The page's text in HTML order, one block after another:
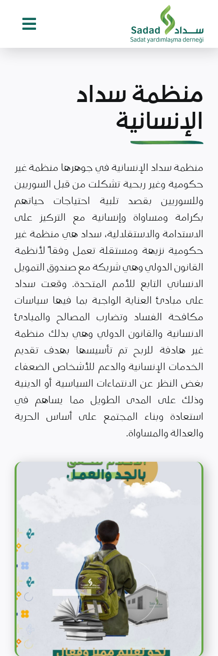
content
منظمة سداد
الإنسانية
منظمة سداد الإنسانية في جوهرها منظمة غير
حكومية وغير ربحية تشكلت من قبل السوريين
وللسوريين بقصد تلبية احتياجات حياتهم
بكرامة ومساواة وإنسانية مع التركيز على
الاستدامة والاستقلالية، سداد هي منظمة غير
حكومية نزيهة ومستقلة تعمل وفقاً لأنظمة
القانون الدولي وهي شريكة مع صندوق التمويل
الانساني التابع للأمم المتحدة. وقعت سداد
على مبادئ العناية الواجبة بما فيها سياسات
مكافحة الفساد وتضارب المصالح والمبادئ
الانسانية والقانون الدولي وهي بذلك منظمة
غير هادفة للربح تم تأسيسها بهدف تقديم
الخدمات الإنسانية والدعم للأشخاص الضعفاء
بغض النظر عن الانتماءات السياسية أو الدينية
وذلك على المدى الطويل مما يساهم في
استعادة وبناء المجتمع على أساس الحرية
والعدالة والمساواة.